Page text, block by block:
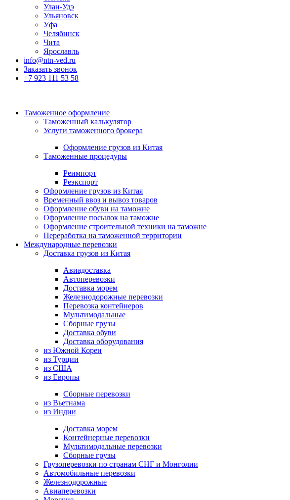
Улан-Удэ
Ульяновск
Уфа
Челябинск
Чита
Ярославль
info@ntn-ved.ru
Заказать звонок
+7 923 111 53 58
Таможенное оформление
Таможенный калькулятор
Услуги таможенного брокера
Оформление грузов из Китая
Таможенные процедуры
Реимпорт
Реэкспорт
Оформление грузов из Китая
Временный ввоз и вывоз товаров
Оформление обуви на таможне
Оформление посылок на таможне
Оформление строительной техники на таможне
Переработка на таможенной территории
Международные перевозки
Доставка грузов из Китая
Авиадоставка
Автоперевозки
Доставка морем
Железнодорожные перевозки
Перевозка контейнеров
Мультимодальные
Сборные грузы
Доставка обуви
Доставка оборудования
из Южной Кореи
из Турции
из США
из Европы
Сборные перевозки
из Вьетнама
из Индии
Доставка морем
Контейнерные перевозки
Мультимодальные перевозки
Сборные грузы
Грузоперевозки по странам СНГ и Монголии
Автомобильные перевозки
Железнодорожные
Авиаперевозки